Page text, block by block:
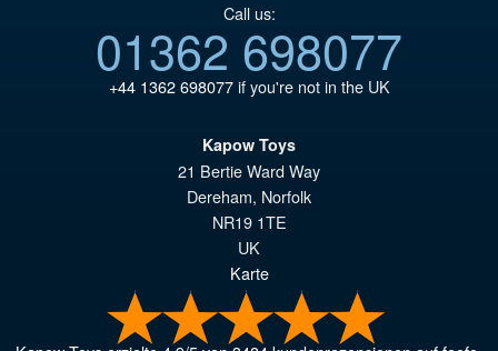
Call us:
01362 698077
+44 1362 698077if you're not in the UK
Kapow Toys
21 Bertie Ward Way
Dereham, Norfolk
NR19 1TE
UK
Karte